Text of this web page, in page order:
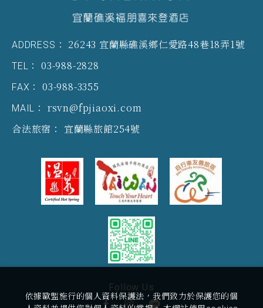
ADDRESS： 26243 宜蘭縣礁溪鄉仁愛路48巷18弄1號
TEL： 03-988-2828
FAX： 03-988-3355
MAIL： rsvn@fpjiaoxi.com
合法旅宿： 宜蘭縣旅館254號
Follow Us
依據歐盟施行的個人資料保護法，我們致力於保護您的個